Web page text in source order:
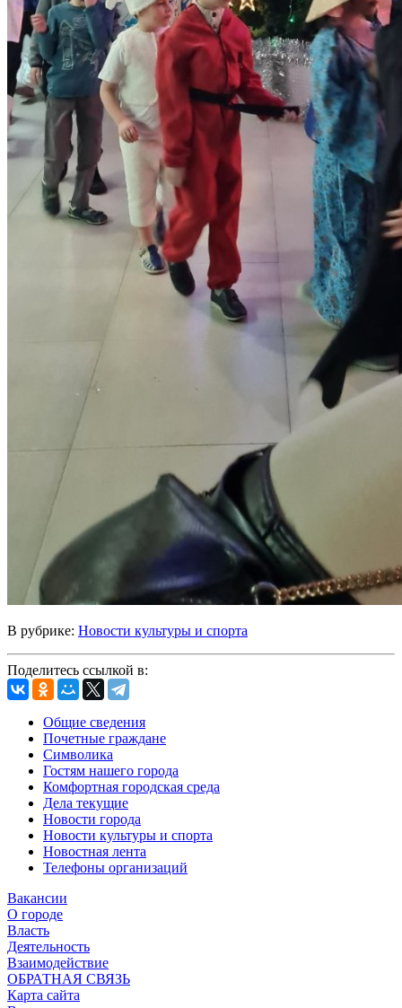
В рубрике: Новости культуры и спорта
Поделитесь ссылкой в:
Общие сведения
Почетные граждане
Символика
Гостям нашего города
Комфортная городская среда
Дела текущие
Новости города
Новости культуры и спорта
Новостная лента
Телефоны организаций
Вакансии
О городе
Власть
Деятельность
Взаимодействие
ОБРАТНАЯ СВЯЗЬ
Карта сайта